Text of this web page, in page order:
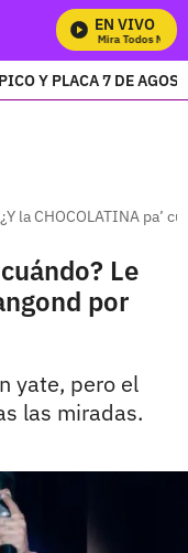
EN VIVO
Mira Todos
PICO Y PLACA 7 DE
¿Y la CHOCOLATINA pa’
Le
por
yate, pero el
las miradas.